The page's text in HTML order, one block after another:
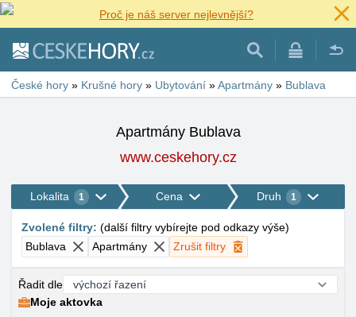
Proč je náš server nejlevnější?
České hory » Krušné hory » Ubytování »Apartmány » Bublava
Apartmány Bublava
www.ceskehory.cz
Lokalita 1 Cena Druh 1
Zvolené filtry: (další filtry vybírejte pod odkazy výše)
Bublava
Apartmány Zrušit filtry
Řadit dle
Moje aktovka